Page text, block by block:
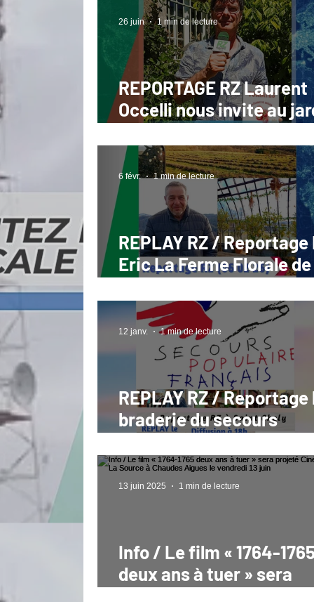
REPORTAGE RZ Laurent
Occelli nous invite au
ouvrage (06 26)
26 juin 1 min de lecture
REPLAY RZ / Reportage
Eric La Ferme Florale de
d'Arcomie
6 févr. 1 min de lecture
REPLAY RZ / Reportage
braderie du secours
12 janv. 1 min de lecture
Info / Le film « 1764-
deux ans à tuer » sera
13 juin 2025 1 min de lecture